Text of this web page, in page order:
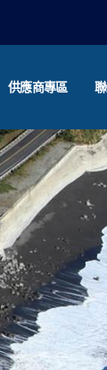
供應商專區